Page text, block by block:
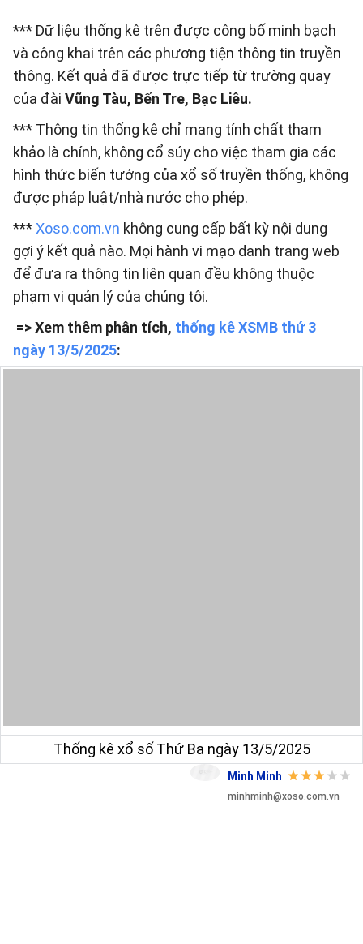
*** Dữ liệu thống kê trên được công bố minh bạch
và công khai trên các phương tiện thông tin truyền
thông. Kết quả đã được trực tiếp từ trường quay
của đài Vũng Tàu, Bến Tre, Bạc Liêu.
*** Thông tin thống kê chỉ mang tính chất tham
khảo là chính, không cổ súy cho việc tham gia các
hình thức biến tướng của xổ số truyền thống, không
được pháp luật/nhà nước cho phép.
***Xoso.com.vn không cung cấp bất kỳ nội dung
gợi ý kết quả nào. Mọi hành vi mạo danh trang web
để đưa ra thông tin liên quan đều không thuộc
phạm vi quản lý của chúng tôi.
=> Xem thêm phân tích, thống kê XSMB thứ 3
ngày 13/5/2025: